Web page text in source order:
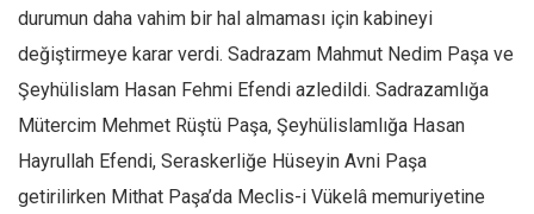
durumun daha vahim bir hal almaması için kabineyi
değiştirmeye karar verdi. Sadrazam Mahmut Nedim Paşa ve
Şeyhülislam Hasan Fehmi Efendi azledildi. Sadrazamlığa
Mütercim Mehmet Rüştü Paşa, Şeyhülislamlığa Hasan
Hayrullah Efendi, Seraskerliğe Hüseyin Avni Paşa
getirilirken Mithat Paşa’da Meclis-i Vükelâ memuriyetine